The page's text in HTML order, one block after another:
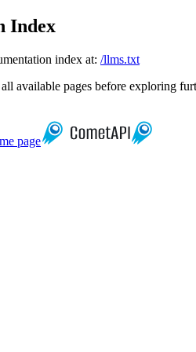
Index
index at: /llms.txt
available pages before exploring
page